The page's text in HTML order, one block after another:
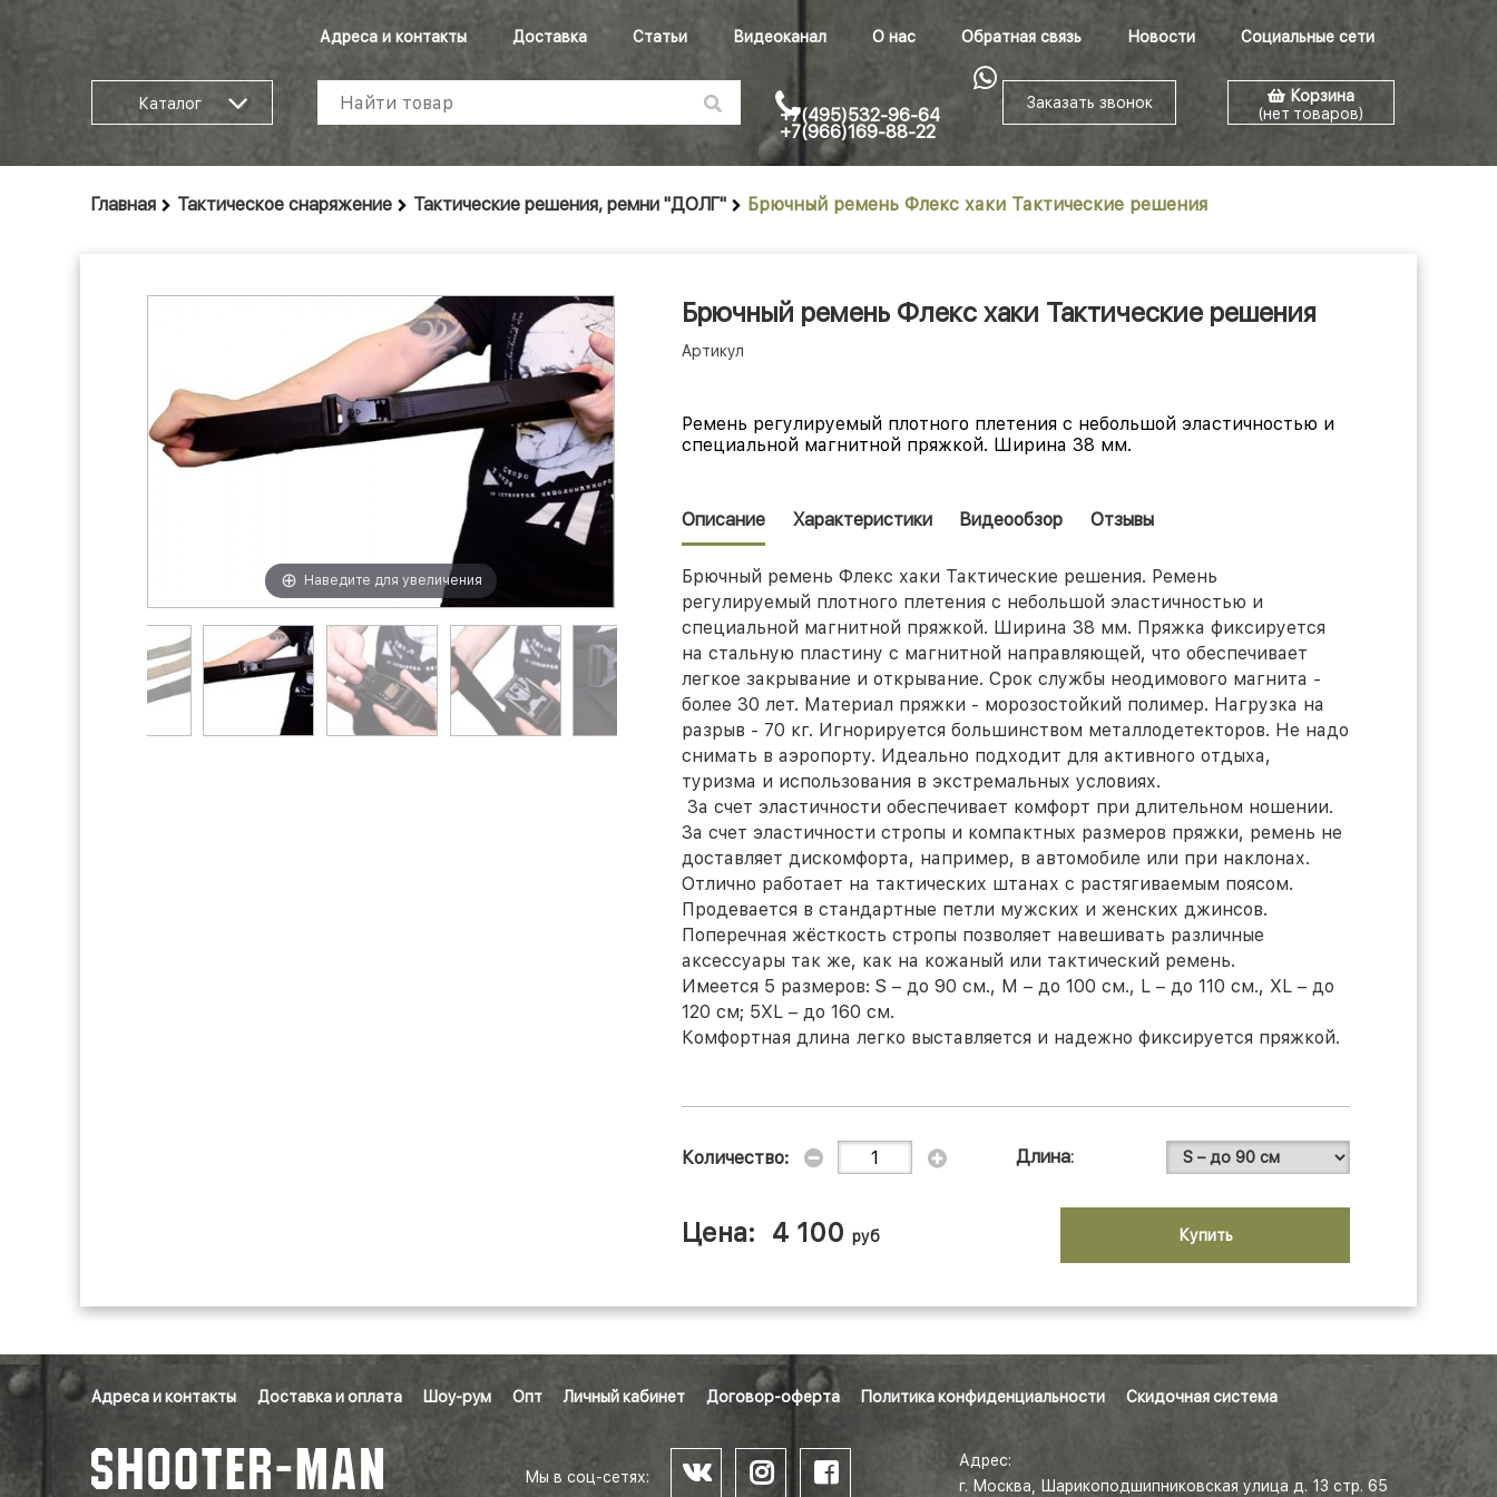
Адреса и контакты Доставка Статьи Видеоканал О нас Обратная связь Новости Социальные сети
Каталог
+7(495)532-96-64
+7(966)169-88-22
Заказать звонок
Корзина
(нет товаров)
Главная Тактическое снаряжение Тактические решения, ремни "ДОЛГ" Брючный ремень Флекс хаки Тактические решения
Наведите для увеличения
Брючный ремень Флекс хаки Тактические решения
Артикул
Ремень регулируемый плотного плетения с небольшой эластичностью и
специальной магнитной пряжкой. Ширина 38 мм.
Описание Характеристики Видеообзор Отзывы
Брючный ремень Флекс хаки Тактические решения. Ремень
регулируемый плотного плетения с небольшой эластичностью и
специальной магнитной пряжкой. Ширина 38 мм. Пряжка фиксируется
на стальную пластину с магнитной направляющей, что обеспечивает
легкое закрывание и открывание. Срок службы неодимового магнита -
более 30 лет. Материал пряжки - морозостойкий полимер. Нагрузка на
разрыв - 70 кг. Игнорируется большинством металлодетекторов. Не надо
снимать в аэропорту. Идеально подходит для активного отдыха,
туризма и использования в экстремальных условиях.
За счет эластичности обеспечивает комфорт при длительном ношении.
За счет эластичности стропы и компактных размеров пряжки, ремень не
доставляет дискомфорта, например, в автомобиле или при наклонах.
Отлично работает на тактических штанах с растягиваемым поясом.
Продевается в стандартные петли мужских и женских джинсов.
Поперечная жёсткость стропы позволяет навешивать различные
аксессуары так же, как на кожаный или тактический ремень.
Имеется 5 размеров: S – до 90 см., M – до 100 см., L – до 110 см., XL – до
120 см; 5XL – до 160 см.
Комфортная длина легко выставляется и надежно фиксируется пряжкой.
Длина
Количество:
Цена: 4 100 руб Купить
Адреса и контакты Доставка и оплата Шоу-рум Опт Личный кабинет Договор-оферта Политика конфиденциальности Скидочная система
Мы в соц-сетях:
Адрес:
г. Москва, Шарикоподшипниковская улица д. 13 стр. 65